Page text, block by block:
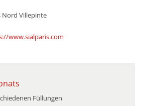
Nord Villepinte
www.sialparis.com